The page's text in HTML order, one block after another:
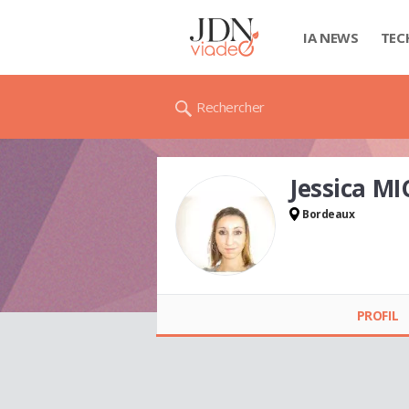
IA NEWS
Rechercher
Jessica
Bordeaux
PROFIL